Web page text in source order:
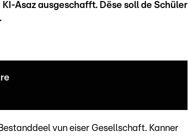
Asaz ausgeschafft. Dëse soll de Schüler
vun eiser Gesellschaft. Kanner